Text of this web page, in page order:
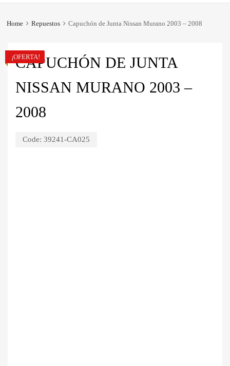
Home Repuestos Capuchón de Junta Nissan Murano 2003 – 2008
CAPUCHÓN DE JUNTA
NISSAN MURANO 2003 –
2008
Code: 39241-CA025
¡OFERTA!